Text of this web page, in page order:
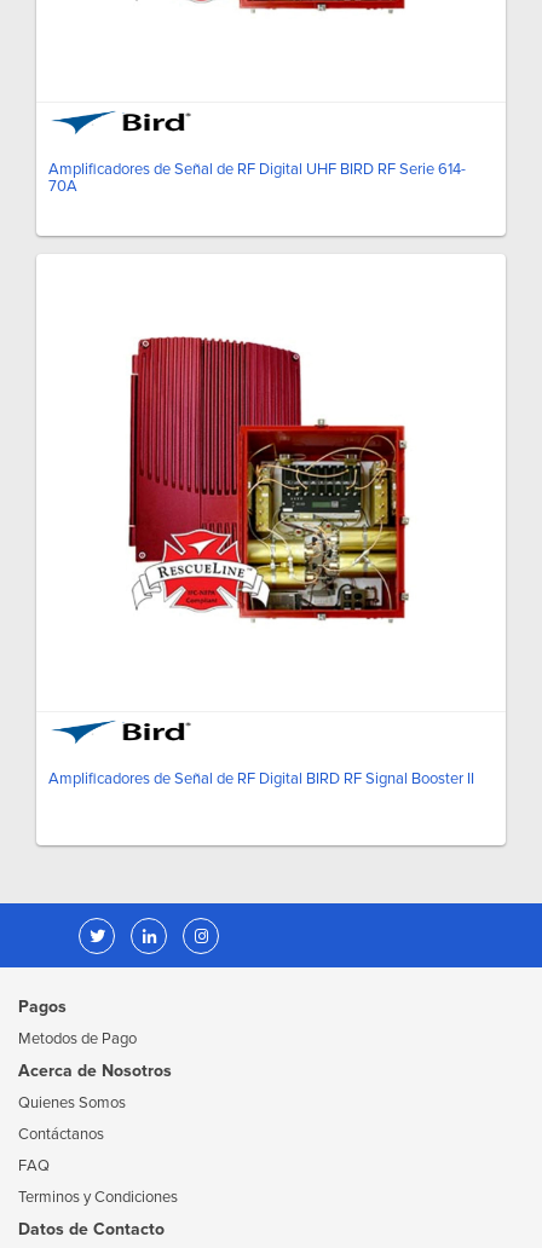
Amplificadores de Señal de RF Digital UHF BIRD RF Serie 614-
70A
Amplificadores de Señal de RF Digital BIRD RF Signal Booster II
Pagos
Metodos de Pago
Acerca de Nosotros
Quienes Somos
Contáctanos
FAQ
Terminos y Condiciones
Datos de Contacto